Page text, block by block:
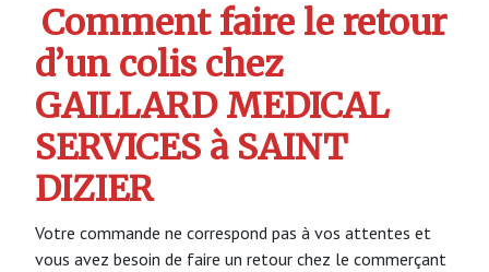
Comment faire le retour
d’un colis chez
GAILLARD MEDICAL
SERVICES à SAINT
DIZIER
Votre commande ne correspond pas à vos attentes et
vous avez besoin de faire un retour chez le commerçant